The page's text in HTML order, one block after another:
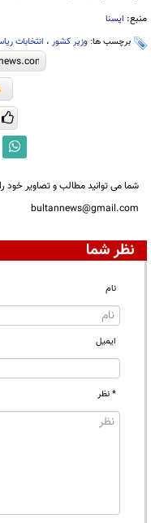
منبع: ایسنا
برچسب ها: وزیر کشور ، انتخابات
شما می توانید مطالب و تصاویر خود
bultannews@gmail.com
نظر شما
نام
ایمیل
* نظر